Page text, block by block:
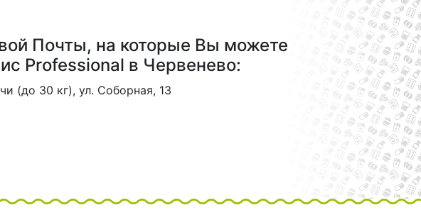
Почты, на которые Вы можете
Professional в Червенево:
(до 30 кг), ул. Соборная, 13